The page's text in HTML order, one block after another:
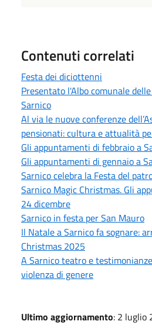
Contenuti correlati
Festa dei diciottenni
Presentato l'Albo comunale
Sarnico
Al via le nuove conferenze
pensionati: cultura e attualità
Gli appuntamenti di febbraio a
Gli appuntamenti di gennaio a
Sarnico celebra la Festa del
Sarnico Magic Christmas. Gli
24 dicembre
Sarnico in festa per San Mauro
Il Natale a Sarnico fa sognare:
Christmas 2025
A Sarnico teatro e
violenza di genere
Ultimo aggiornamento: 2 luglio